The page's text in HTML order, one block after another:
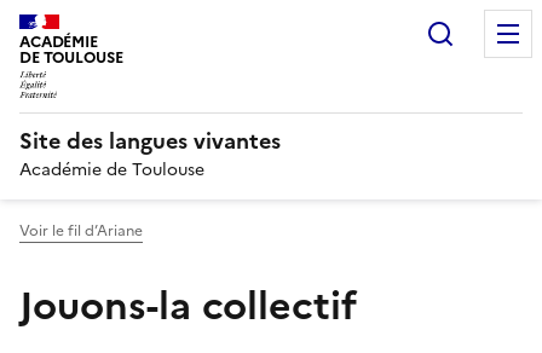
ACADÉMIE
DE TOULOUSE
Site des langues vivantes
Académie de Toulouse
Voir le fil d’Ariane
Jouons-la collectif